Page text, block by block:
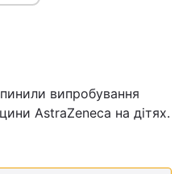
Політика
випробування
AstraZeneca на дітях.